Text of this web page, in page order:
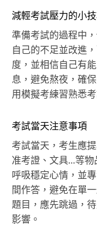
減輕考試壓力的小
準備考試的過程中
自己的不足並改進
度，並相信自己有
息，避免熬夜，確
用模擬考練習熟悉
考試當天注意事項
考試當天，考生應
准考證、文具...等
呼吸穩定心情，並
間作答，避免在單
題目，應先跳過，
影響。